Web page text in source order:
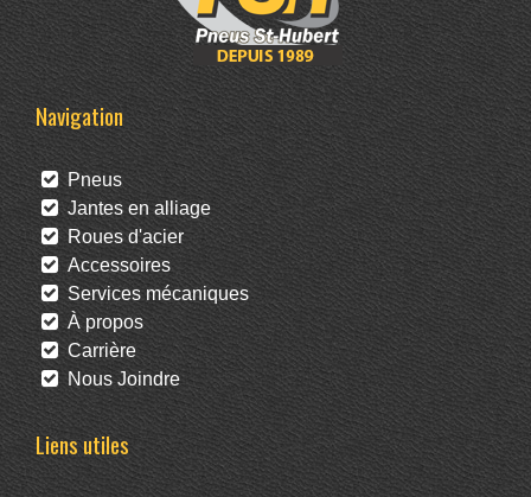
Navigation
Pneus
Jantes en alliage
Roues d'acier
Accessoires
Services mécaniques
À propos
Carrière
Nous Joindre
Liens utiles